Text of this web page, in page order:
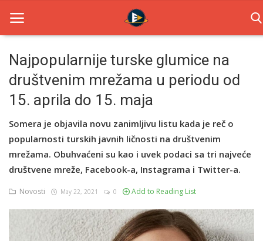
Home
Novosti
TV Serije
Filmovi
Contact
Najpopularnije turske glumice na
društvenim mrežama u periodu od
15. aprila do 15. maja
Somera je objavila novu zanimljivu listu kada je reč o
popularnosti turskih javnih ličnosti na društvenim
mrežama. Obuhvaćeni su kao i uvek podaci sa tri najveće
društvene mreže, Facebook-a, Instagrama i Twitter-a.
Novosti May 22, 2021 0 Add to Reading List